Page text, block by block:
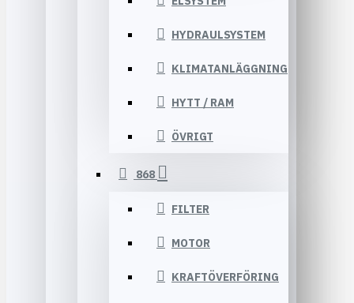
HYDRAULSYSTEM
KLIMATANLÄGGNING
HYTT / RAM
ÖVRIGT
868
FILTER
MOTOR
KRAFTÖVERFÖRING